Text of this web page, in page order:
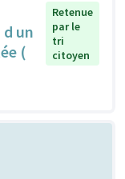
un
(
Retenue
par le
tri
citoyen